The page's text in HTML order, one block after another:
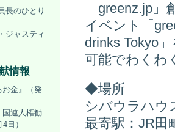
「greenz.jp
イベント「
drinks Tokyo
可能でわくわ
◆場所
シバウラハウ
最寄駅：JR田
長のひとり
ジャスティ
情報
金』（発
国連人権勧
日）